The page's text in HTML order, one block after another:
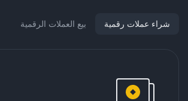
شراء عملات رقمية بيع العملات الرقمية